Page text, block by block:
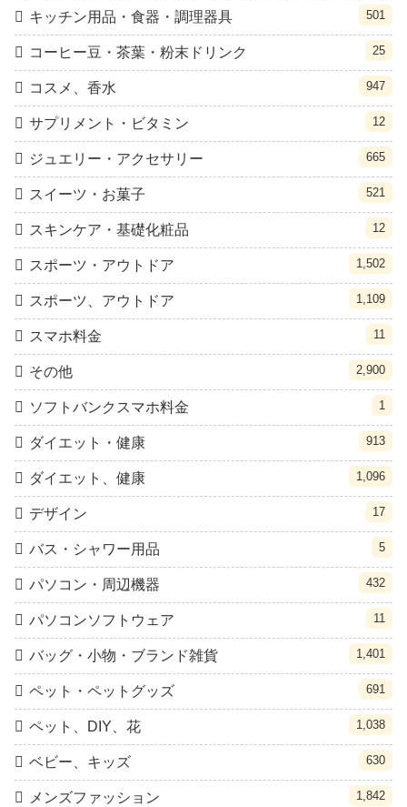
キッチン用品・食器・調理器具 501
コーヒー豆・茶葉・粉末ドリンク 25
コスメ、香水 947
サプリメント・ビタミン 12
ジュエリー・アクセサリー 665
スイーツ・お菓子 521
スキンケア・基礎化粧品 12
スポーツ・アウトドア 1,502
スポーツ、アウトドア 1,109
スマホ料金 11
その他 2,900
ソフトバンクスマホ料金 1
ダイエット・健康 913
ダイエット、健康 1,096
デザイン 17
バス・シャワー用品 5
パソコン・周辺機器 432
パソコンソフトウェア 11
バッグ・小物・ブランド雑貨 1,401
ペット・ペットグッズ 691
ペット、DIY、花 1,038
ベビー、キッズ 630
メンズファッション 1,842